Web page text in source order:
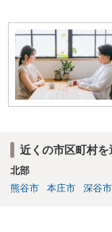
近くの市区町村を
北部
熊谷市
本庄市 深谷市